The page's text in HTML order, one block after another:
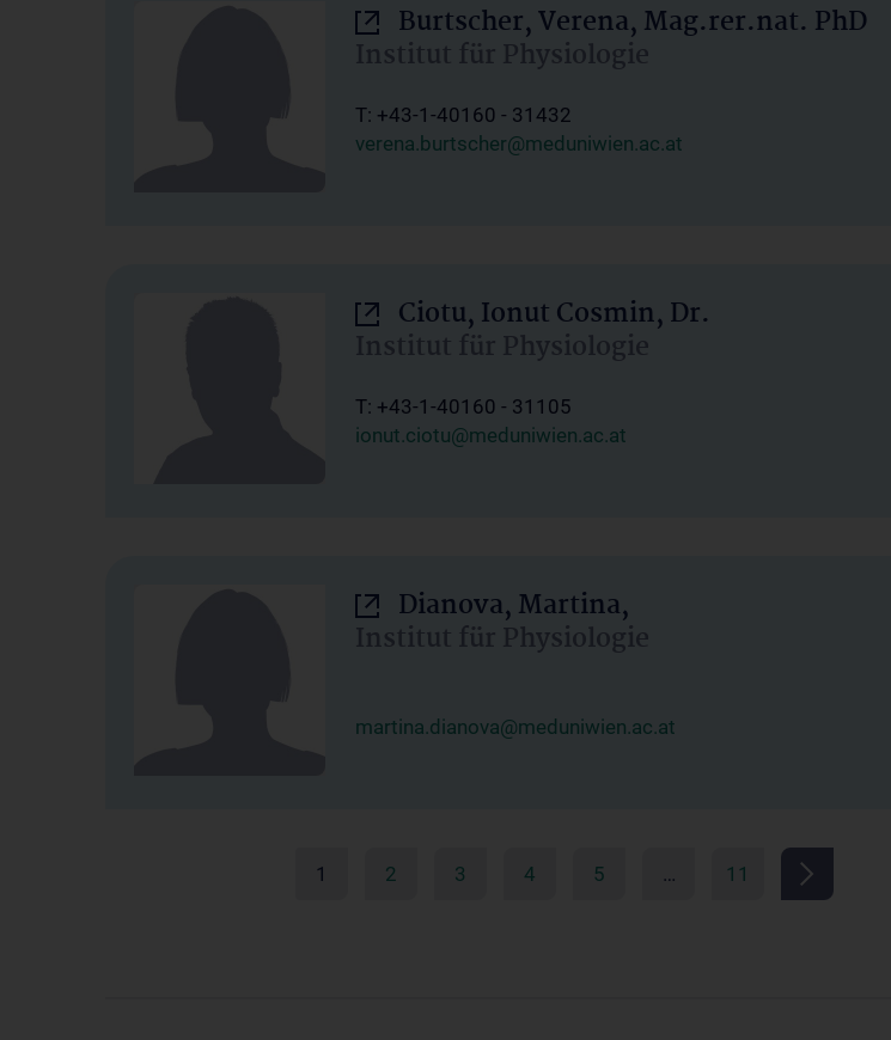
Burtscher, Verena, Mag.rer.nat. PhD
Institut für Physiologie
T: +43-1-40160 - 31432
verena.burtscher@meduniwien.ac.at
Ciotu, Ionut Cosmin, Dr.
Institut für Physiologie
T: +43-1-40160 - 31105
ionut.ciotu@meduniwien.ac.at
Dianova, Martina,
Institut für Physiologie
martina.dianova@meduniwien.ac.at
1 2 3 4 5 … 11